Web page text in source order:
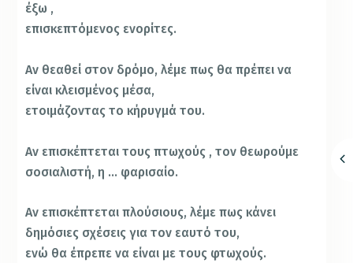
έξω ,
επισκεπτόμενος ενορίτες.
Αν θεαθεί στον δρόμο, λέμε πως θα πρέπει να
είναι κλεισμένος μέσα,
ετοιμάζοντας το κήρυγμά του.
Αν επισκέπτεται τους πτωχούς , τον θεωρούμε
σοσιαλιστή, η … φαρισαίο.
Αν επισκέπτεται πλούσιους, λέμε πως κάνει
δημόσιες σχέσεις για τον εαυτό του,
ενώ θα έπρεπε να είναι με τους φτωχούς.